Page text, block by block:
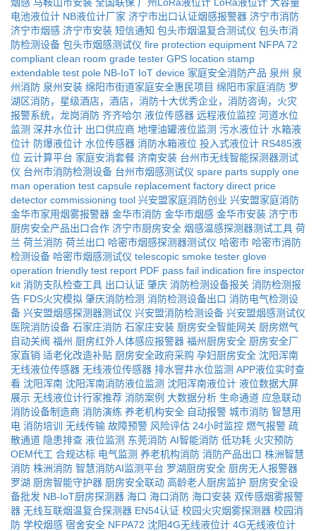
电池液位计 NB液位计厂家 济宁市出口认证烟感报警器 济宁市消防
济宁市烟感 济宁市安装 短信通知 包头市烟温复合测试仪 包头市消
防检测设备 包头市烟感测试仪 fire protection equipment NFPA 72
compliant clean room grade tester GPS location stamp
extendable test pole NB-IoT IoT device 家庭安全消防产品 泉州 泉
州消防 泉州安装 绵阳市街道家庭安全惠民项目 绵阳市家庭消防 罗
湖区消防，星级酒店，酒店，消防十大优秀企业，消防咨询，火灾
报警系统，龙岗消防 齐齐哈尔 液位传感器 远程液位监控 河道水位
监测 深井水位计 出口供应商 地埋油罐液位监测 污水液位计 水箱液
位计 防爆液位计 水位传感器 消防水箱液位 投入式液位计 RS485液
位 云计算平台 家庭安消套餐 济南安装 台州市无线智能探测器测试
仪 台州市消防检测设备 台州市烟感测试仪 spare parts supply one
man operation test capsule replacement factory direct price
detector commissioning tool 兴安盟家庭消防创业 兴安盟家庭消防
金华市家用烟雾报警器 金华市消防 金华市烟感 金华市安装 济宁市
厨房安全产品出口合作 济宁市厨房安全 烟感温感探测器测试工具 荷
兰 荷兰消防 荷兰出口 哈密市烟感探测器测试仪 哈密市 哈密市消防
检测设备 哈密市烟感测试仪 telescopic smoke tester glove
operation friendly test report PDF pass fail indication fire inspector
kit 消防支队检查工具 出口认证 肇庆 消防检测设备报关 消防检测报
告 FDS火灾模拟 肇庆消防检测 消防检测设备出口 消防电气检测设
备 兴安盟烟感探测器测试仪 兴安盟消防检测设备 兴安盟烟感测试仪
医院消防设备 石家庄消防 石家庄安装 厨房安全智能网关 厨房燃气
自动关阀 福州 厨房红外人体感应报警器 福州厨房安全 厨房安全厂
家直销 适老化改造补贴 厨房安全政府采购 孕妇厨房安全 沈阳浑南
无线液位传感器 无线液位传感器 排水窨井水位监测 APP液位实时查
看 沈阳浑南 沈阳浑南消防液位监测 沈阳浑南液位计 液位数据大屏
展示 无线液位计行家推荐 消防案例 大数据分析 生命通道 应急联动
消防设备制造商 消防演练 养老机构安全 自动报警 城市消防 智慧用
电 消防培训 无线传输 故障预警 风险评估 24小时监控 燃气报警 疏
散通道 隐患排查 液位监测 东莞消防 AI智能消防 低功耗 火灾预防
OEM代工 合规达标 电气监测 养老机构消防 消防产品出口 株洲智慧
消防 株洲消防 智慧消防AI监测平台 罗湖厨房安全 厨房无人报警器
罗湖 厨房智能守护器 厨房安全联动 高龄老人厨房监护 厨房安全设
备批发 NB-IoT厨房探测器 海口 海口消防 海口安装 双传感烟雾报警
器 无线互联烟温复合探测器 EN54认证 校园火灾烟雾探测器 校园消
防 学校烟感 宿舍安全 NFPA72 沈阳4G无线液位计 4G无线液位计